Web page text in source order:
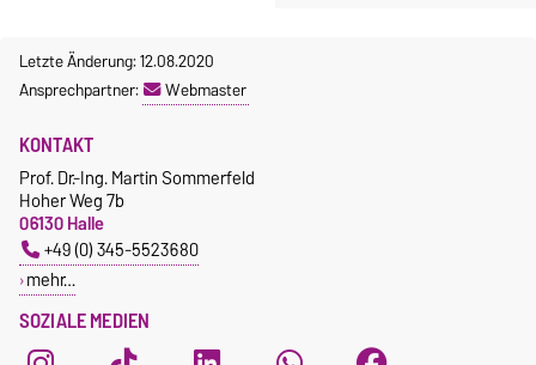
Letzte Änderung: 12.08.2020
Ansprechpartner:
Webmaster
SOZIALE MEDIEN
KONTAKT
Prof. Dr.-Ing. Martin Sommerfeld
Hoher Weg 7b
06130 Halle
+49 (0) 345-5523680
mehr…